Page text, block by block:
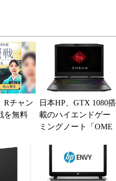
Rチャン
を無料
日本HP、GTX 1080搭
載のハイエンドゲー
ミングノート「OME